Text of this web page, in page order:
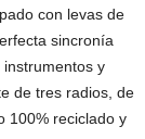
con levas de
sincronía
y
de tres radios, de
100% reciclado y